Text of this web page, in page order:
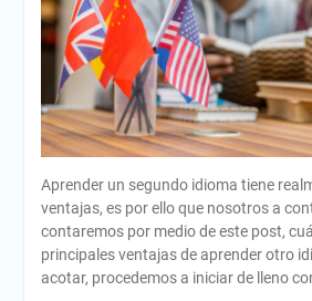
Aprender un segundo idioma tiene
ventajas, es por ello que nosotros a
contaremos por medio de este post,
principales ventajas de aprender otro
acotar, procedemos a iniciar de lleno